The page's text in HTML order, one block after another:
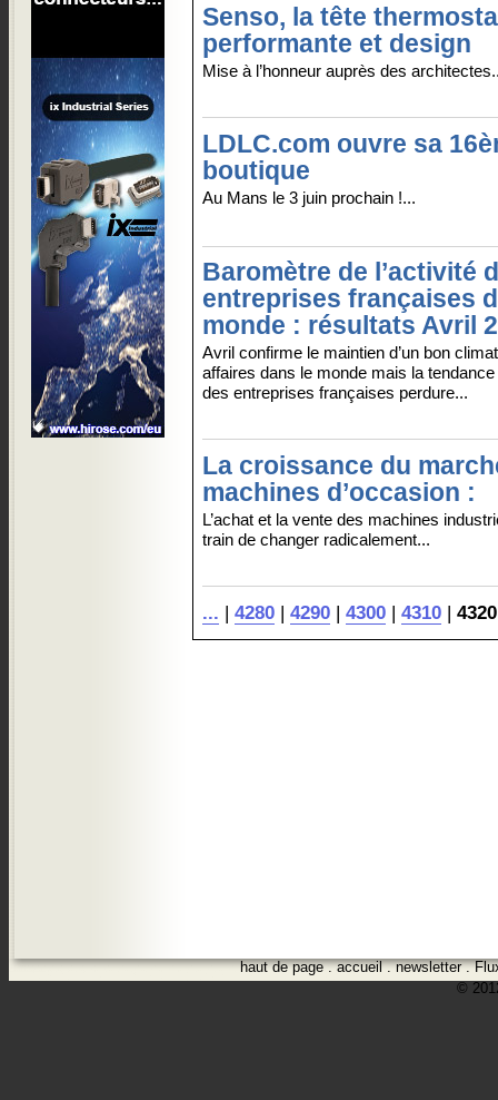
Senso, la tête
performante et design
Mise à l’honneur auprès des
LDLC.com ouvre sa
boutique
Au Mans le 3 juin prochain !...
Baromètre de l’activité
entreprises françaises
monde : résultats Avril
Avril confirme le maintien d’un bon
affaires dans le monde mais la
des entreprises françaises perdure...
La croissance du
machines d’occasion :
L’achat et la vente des machines
train de changer radicalement...
... | 4280 | 4290 | 4300 | 4310 | 4320
haut de page.accueil.newsletter.
©